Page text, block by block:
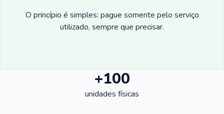
O princípio é simples: pague somente pelo serviço
utilizado, sempre que precisar.
+100
unidades físicas